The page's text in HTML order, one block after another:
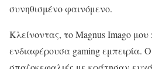
συνηθισμένο φαινόμενο.
Κλείνοντας, το Magnus Imago
ενδιαφέρουσα gaming εμπειρία.